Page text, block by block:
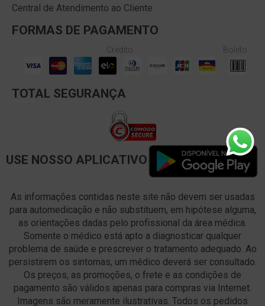
Central de Atendimento ao Cliente
FORMAS DE PAGAMENTO
Crédito Boleto
TOTAL SEGURANÇA
USE NOSSO APLICATIVO
As informações contidas neste site não devem ser usadas
para automedicação e não substituem, em hipótese alguma,
as orientações dadas pelo profissional da área médica.
Somente o médico está apto a diagnosticar qualquer
problema de saúde e prescrever o tratamento adequado. Ao
persistirem os sintomas, um médico deverá ser consultado.
Os preços, as promoções, o frete e as condições de
pagamento são válidos apenas para compras via Internet.
Imagens são meramente ilustrativas. Todos os pedidos